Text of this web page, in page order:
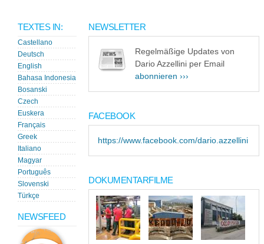
TEXTES IN:
Castellano
Deutsch
English
Bahasa Indonesia
Bosanski
Czech
Euskera
Français
Greek
Italiano
Magyar
Português
Slovenski
Türkçe
NEWSFEED
NEWSLETTER
Regelmäßige Updates von
Dario Azzellini per Email
abonnieren ›››
FACEBOOK
https://www.facebook.com/dario.azzellini
DOKUMENTARFILME